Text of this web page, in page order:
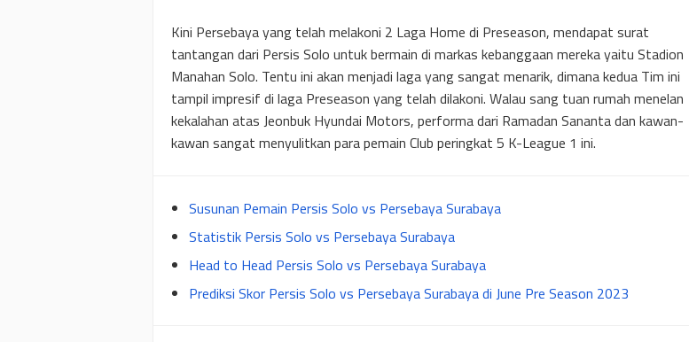
Kini Persebaya yang telah melakoni 2 Laga Home di Preseason, mendapat surat
tantangan dari Persis Solo untuk bermain di markas kebanggaan mereka yaitu Stadion
Manahan Solo. Tentu ini akan menjadi laga yang sangat menarik, dimana kedua Tim ini
tampil impresif di laga Preseason yang telah dilakoni. Walau sang tuan rumah menelan
kekalahan atas Jeonbuk Hyundai Motors, performa dari Ramadan Sananta dan kawan-
kawan sangat menyulitkan para pemain Club peringkat 5 K-League 1 ini.
Susunan Pemain Persis Solo vs Persebaya Surabaya
Statistik Persis Solo vs Persebaya Surabaya
Head to Head Persis Solo vs Persebaya Surabaya
Prediksi Skor Persis Solo vs Persebaya Surabaya di June Pre Season 2023